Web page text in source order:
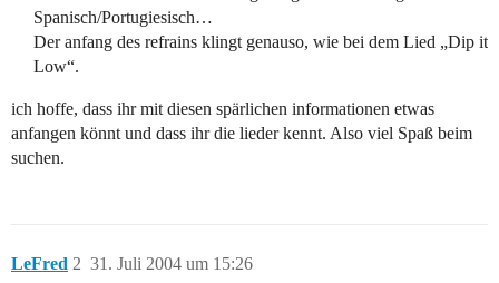
Spanisch/Portugiesisch…
Der anfang des refrains klingt genauso, wie bei dem Lied „Dip it
Low“.
ich hoffe, dass ihr mit diesen spärlichen informationen etwas
anfangen könnt und dass ihr die lieder kennt. Also viel Spaß beim
suchen.
LeFred 31. Juli 2004 um 15:26
2